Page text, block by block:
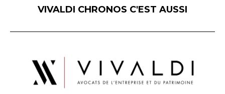
VIVALDI CHRONOS C'EST AUSSI